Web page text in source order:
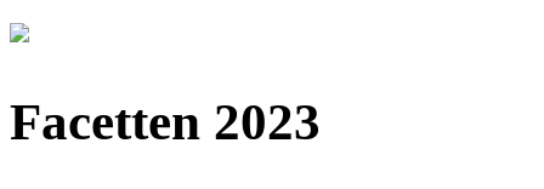
Facetten 2023